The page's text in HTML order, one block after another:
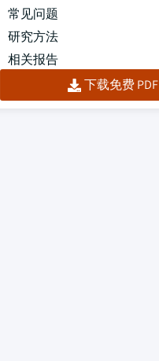
常见问题
研究方法
相关报告
下载免费 PDF